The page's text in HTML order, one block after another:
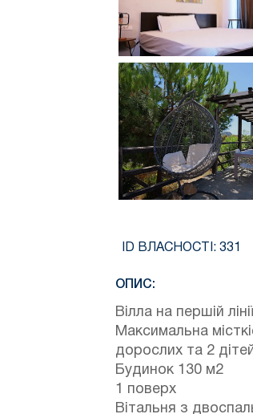
ID ВЛАСНОСТІ: 331
ОПИС:
Вілла на першій
Максимальна
дорослих та 2
Будинок 130 м2
1 поверх
Вітальня з